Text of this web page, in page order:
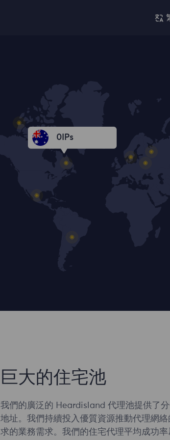
0 IPs
巨大的住宅池
我們的廣泛的 Heardisland 代理池提供了
地址。我們持續投入優質資源推動代理網
求的業務需求。我們的住宅代理平均成功